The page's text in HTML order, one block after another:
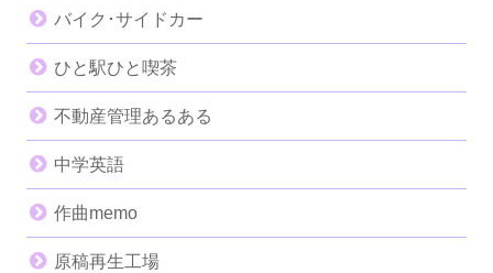
バイク･サイドカー
ひと駅ひと喫茶
不動産管理あるある
中学英語
作曲memo
原稿再生工場